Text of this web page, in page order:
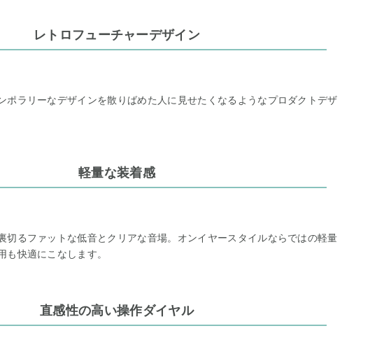
レトロフューチャーデザイン
ポラリーなデザインを散りばめた人に見せたくなるようなプロダクトデザ
軽量な装着感
切るファットな低音とクリアな音場。オンイヤースタイルならではの軽量
も快適にこなします。
直感性の高い操作ダイヤル